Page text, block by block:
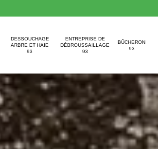
DESSOUCHAGE
ARBRE ET HAIE
93
ENTREPRISE DE
DÉBROUSSAILLAGE
93
BÛCHERON
93